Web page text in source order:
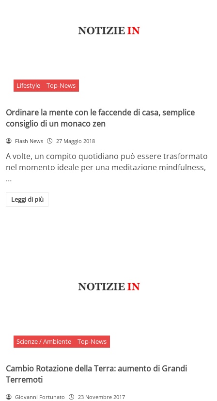
Lifestyle Top-News
Ordinare la mente con le faccende di casa, semplice
consiglio di un monaco zen
Flash News 27 Maggio 2018
A volte, un compito quotidiano può essere trasformato
nel momento ideale per una meditazione mindfulness,
…
Leggi di più
Scienze / Ambiente Top-News
Cambio Rotazione della Terra: aumento di Grandi
Terremoti
Giovanni Fortunato 23 Novembre 2017